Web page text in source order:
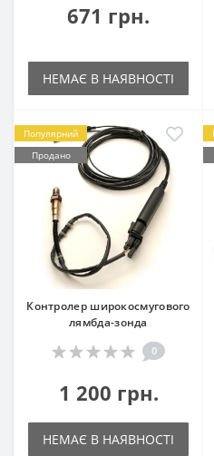
671 грн.
НЕМАЄ В НАЯВНОСТІ
Популярний
Продано
Контролер широкосмугового
лямбда-зонда
0
1 200 грн.
НЕМАЄ В НАЯВНОСТІ